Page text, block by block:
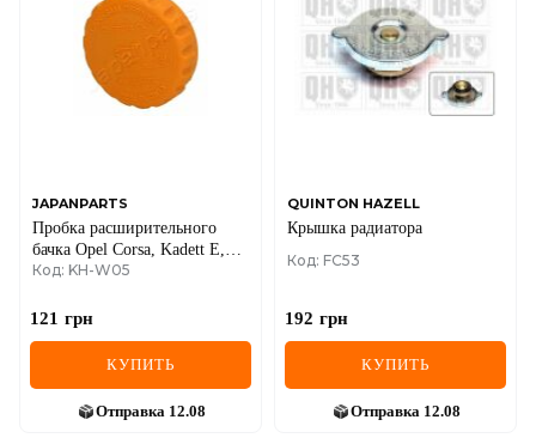
JAPANPARTS
Пробка расширительного
бачка Opel Corsa, Kadett E,
Astra, Vectra, Omega
Код: KH-W05
121 грн
КУПИТЬ
Отправка 12.08
QUINTON HAZELL
Крышка радиатора
Код: FC53
192 грн
КУПИТЬ
Отправка 12.08